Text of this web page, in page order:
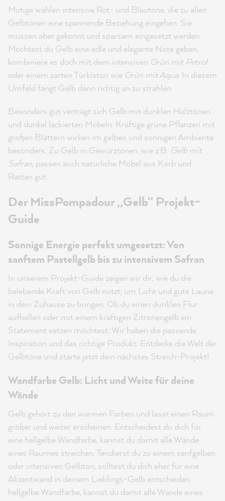
Mutige wählen intensive Rot- und Blautöne, die zu allen
Gelbtönen eine spannende Beziehung eingehen. Sie
müssen aber gekonnt und sparsam eingesetzt werden.
Möchtest du Gelb eine edle und elegante Note geben,
kombiniere es doch mit dem intensiven Grün mit Petrol
oder einem zarten Türkiston wie Grün mit Aqua. In diesem
Umfeld fängt Gelb dann richtig an zu strahlen.
Besonders gut verträgt sich Gelb mit dunklen Holztönen
und dunkel lackierten Möbeln. Kräftige grüne Pflanzen mit
großen Blättern wirken im gelben und sonnigen Ambiente
besonders. Zu Gelb in Gewürztönen, wie z.B. Gelb mit
Safran, passen auch natürliche Möbel aus Korb und
Rattan gut.
Der MissPompadour „Gelb“ Projekt-
Guide
Sonnige Energie perfekt umgesetzt: Von
sanftem Pastellgelb bis zu intensivem Safran
In unserem Projekt-Guide zeigen wir dir, wie du die
belebende Kraft von Gelb nutzt, um Licht und gute Laune
in dein Zuhause zu bringen. Ob du einen dunklen Flur
aufhellen oder mit einem kräftigen Zitronengelb ein
Statement setzen möchtest: Wir haben die passende
Inspiration und das richtige Produkt. Entdecke die Welt der
Gelbtöne und starte jetzt dein nächstes Streich-Projekt!
Wandfarbe Gelb: Licht und Weite für deine
Wände
Gelb gehört zu den warmen Farben und lässt einen Raum
größer und weiter erscheinen. Entscheidest du dich für
eine hellgelbe Wandfarbe, kannst du damit alle Wände
eines Raumes streichen. Tendierst du zu einem senfgelben
oder intensiven Gelbton, solltest du dich eher für eine
Akzentwand in deinem Lieblings-Gelb entscheiden.
hellgelbe Wandfarbe, kannst du damit alle Wände eines